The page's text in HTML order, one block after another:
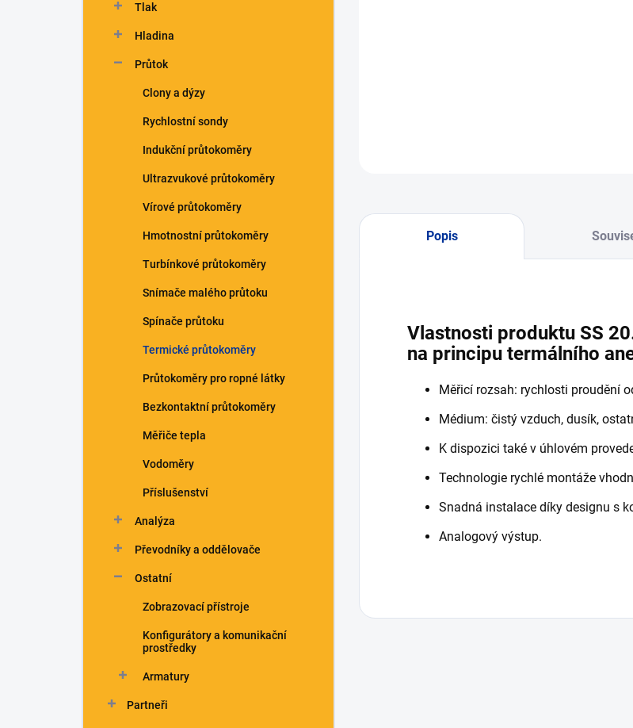
Tlak
Hladina
Průtok
Clony a dýzy
Rychlostní sondy
Indukční průtokoměry
Ultrazvukové průtokoměry
Vírové průtokoměry
Hmotnostní průtokoměry
Turbínkové průtokoměry
Snímače malého průtoku
Spínače průtoku
Termické průtokoměry
Průtokoměry pro ropné látky
Bezkontaktní průtokoměry
Měřiče tepla
Vodoměry
Příslušenství
Analýza
Převodníky a oddělovače
Ostatní
Zobrazovací přístroje
Konfigurátory a komunikační
prostředky
Armatury
Partneři
Popis
Vlastnosti produktu SS
na principu termálního
Měřicí rozsah: rychlosti proudění
Médium: čistý vzduch, dusík,
K dispozici také v úhlovém
Technologie rychlé montáže
Snadná instalace díky designu s
Analogový výstup.